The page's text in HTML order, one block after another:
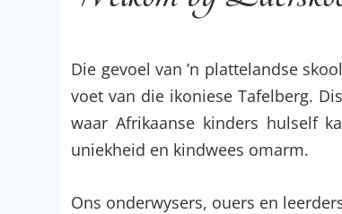
Die gevoel van ’n plattelandse
voet van die ikoniese Tafelberg.
waar Afrikaanse kinders hulself
uniekheid en kindwees omarm.
Ons onderwysers, ouers en